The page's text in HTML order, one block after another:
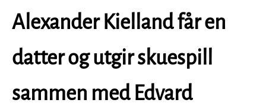
Alexander Kielland får en
datter og utgir skuespill
sammen med Edvard